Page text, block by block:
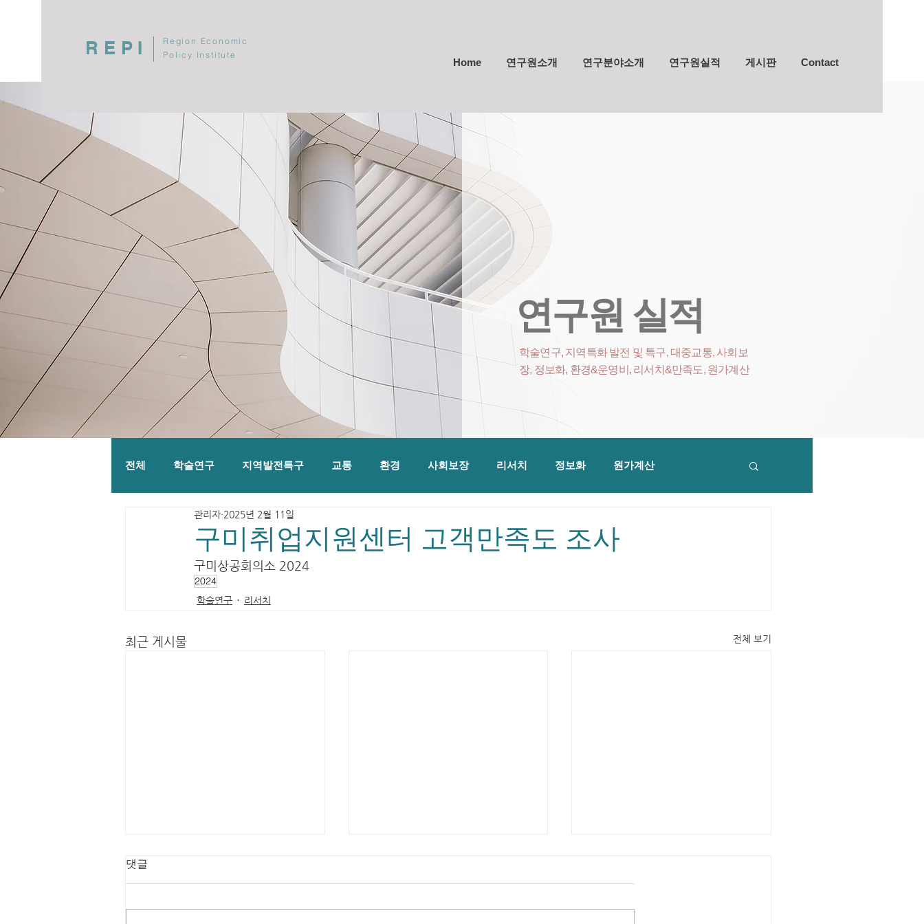
REPI
Region Economic
Policy Institute
Home 연구원소개 연구분야소개 연구원실적 게시판 Contact
전체 학술연구 지역발전특구 교통 환경 사회보장 리서치 정보화 원가계산
구미취업지원센터 고객만족도 조사
관리자 2025년 2월 11일
구미상공회의소 2024
2024
학술연구 리서치
최근 게시물 전체 보기
댓글
연구원 실적
학술연구, 지역특화 발전 및 특구, 대중교통, 사회보
장, 정보화, 환경&운영비 , 리서치&만족도, 원가계산